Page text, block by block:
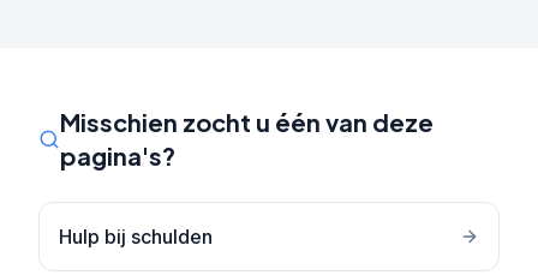
Misschien zocht u één van deze
pagina's?
Hulp bij schulden